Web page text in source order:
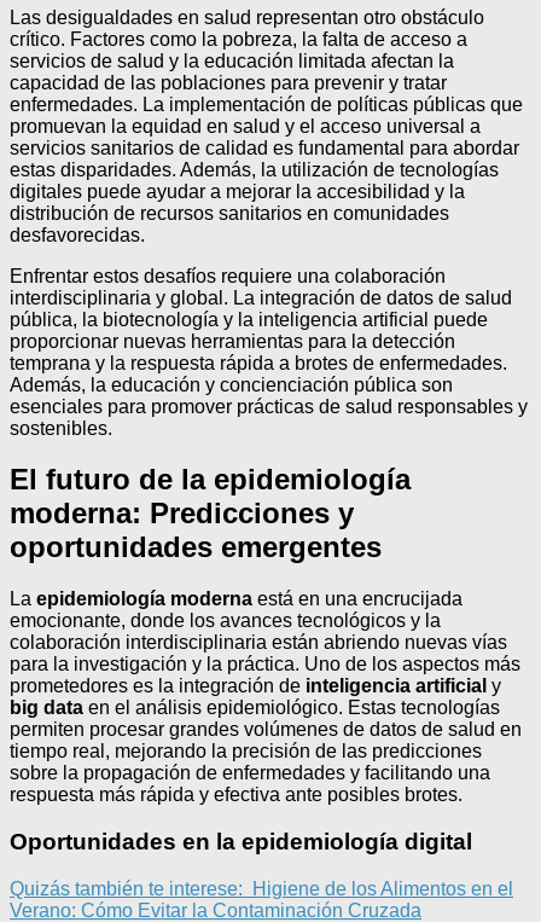
Las desigualdades en salud representan otro obstáculo
crítico. Factores como la pobreza, la falta de acceso a
servicios de salud y la educación limitada afectan la
capacidad de las poblaciones para prevenir y tratar
enfermedades. La implementación de políticas públicas que
promuevan la equidad en salud y el acceso universal a
servicios sanitarios de calidad es fundamental para abordar
estas disparidades. Además, la utilización de tecnologías
digitales puede ayudar a mejorar la accesibilidad y la
distribución de recursos sanitarios en comunidades
desfavorecidas.
Enfrentar estos desafíos requiere una colaboración
interdisciplinaria y global. La integración de datos de salud
pública, la biotecnología y la inteligencia artificial puede
proporcionar nuevas herramientas para la detección
temprana y la respuesta rápida a brotes de enfermedades.
Además, la educación y concienciación pública son
esenciales para promover prácticas de salud responsables y
sostenibles.
El futuro de la epidemiología
moderna: Predicciones y
oportunidades emergentes
La epidemiología moderna está en una encrucijada
emocionante, donde los avances tecnológicos y la
colaboración interdisciplinaria están abriendo nuevas vías
para la investigación y la práctica. Uno de los aspectos más
prometedores es la integración de inteligencia artificial y
big data en el análisis epidemiológico. Estas tecnologías
permiten procesar grandes volúmenes de datos de salud en
tiempo real, mejorando la precisión de las predicciones
sobre la propagación de enfermedades y facilitando una
respuesta más rápida y efectiva ante posibles brotes.
Oportunidades en la epidemiología digital
Quizás también te interese:
Higiene de los Alimentos en el
Verano: Cómo Evitar la Contaminación Cruzada